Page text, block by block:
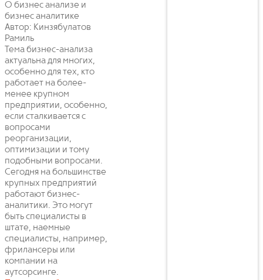
О бизнес анализе и
бизнес аналитике
Автор: Кинзябулатов
Рамиль
Тема бизнес-анализа
актуальна для многих,
особенно для тех, кто
работает на более-
менее крупном
предприятии, особенно,
если сталкивается с
вопросами
реорганизации,
оптимизации и тому
подобными вопросами.
Сегодня на большинстве
крупных предприятий
работают бизнес-
аналитики. Это могут
быть специалисты в
штате, наемные
специалисты, например,
фрилансеры или
компании на
аутсорсинге.